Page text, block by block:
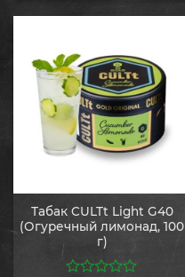
Табак CULTt Light G40
(Огуречный лимонад, 100
г)